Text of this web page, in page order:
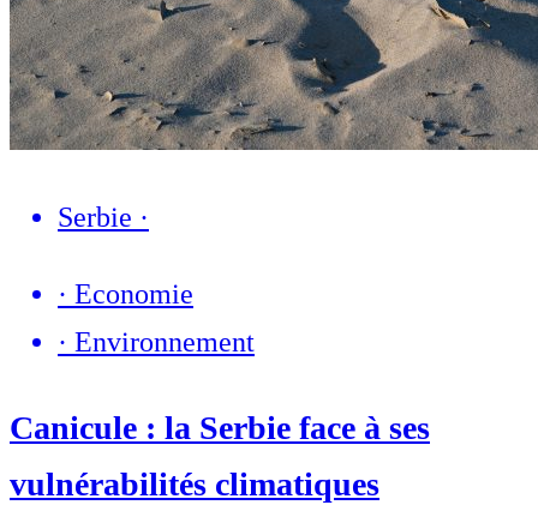
Serbie ·
· Economie
· Environnement
Canicule : la Serbie face à ses
vulnérabilités climatiques